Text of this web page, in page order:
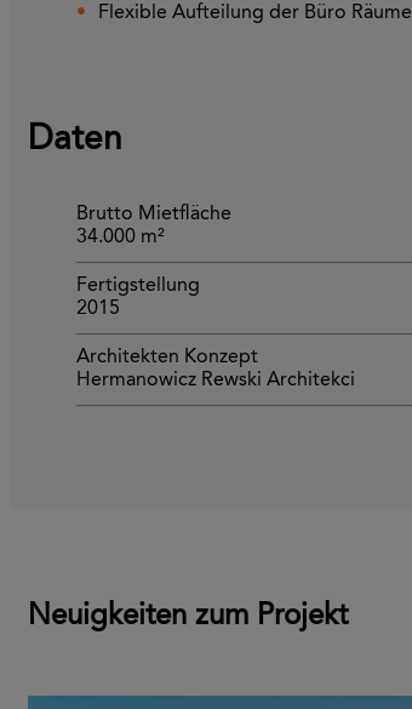
Flexible Aufteilung der Büro Räume
Daten
Brutto Mietfläche
34.000 m²
Fertigstellung
2015
Architekten Konzept
Hermanowicz Rewski Architekci
Neuigkeiten zum Projekt